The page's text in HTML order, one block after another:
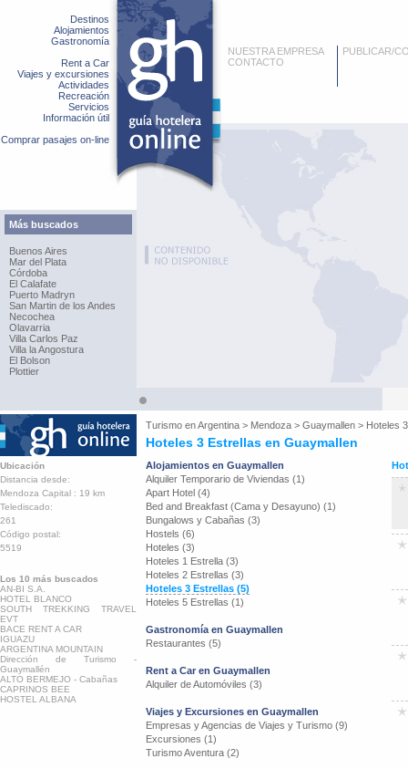
Destinos
Alojamientos
Gastronomía
Rent a Car
Viajes y excursiones
Actividades
Recreación
Servicios
Información útil
Comprar pasajes on-line
Más buscados
Buenos Aires
Mar del Plata
Córdoba
El Calafate
Puerto Madryn
San Martin de los Andes
Necochea
Olavarria
Villa Carlos Paz
Villa la Angostura
El Bolson
Plottier
NUESTRA EMPRESA
CONTACTO
PUBLICAR/
Turismo enArgentina > Mendoza > Guaymallen > Hoteles
Hoteles 3 Estrellas en Guaymallen
Ubicación
Distancia desde:
Mendoza Capital : 19 km
Telediscado:
261
Código postal:
5519
Los 10 más buscados
AN-BI S.A.
HOTEL BLANCO
SOUTH TREKKING TRAVEL
EVT
BACE RENT A CAR
IGUAZU
ARGENTINA MOUNTAIN
Dirección de Turismo -
Guaymallén
ALTO BERMEJO - Cabañas
CAPRINOS BEE
HOSTEL ALBANA
Alojamientos en Guaymallen
Alquiler Temporario de Viviendas (1)
Apart Hotel (4)
Bed and Breakfast (Cama y Desayuno) (1)
Bungalows y Cabañas (3)
Hostels (6)
Hoteles (3)
Hoteles 1 Estrella (3)
Hoteles 2 Estrellas (3)
Hoteles 3 Estrellas (5)
Hoteles 5 Estrellas (1)
Gastronomía en Guaymallen
Restaurantes (5)
Rent a Car en Guaymallen
Alquiler de Automóviles (3)
Viajes y Excursiones en Guaymallen
Empresas y Agencias de Viajes y Turismo (9)
Excursiones (1)
Turismo Aventura (2)